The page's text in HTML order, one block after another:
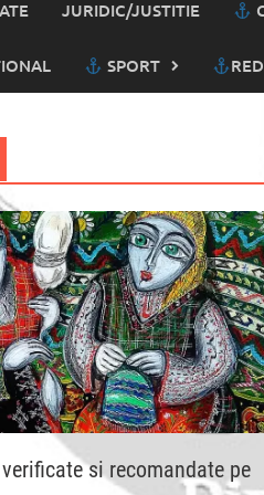
JURIDIC/JUSTITIE
SPORT
si recomandate pe